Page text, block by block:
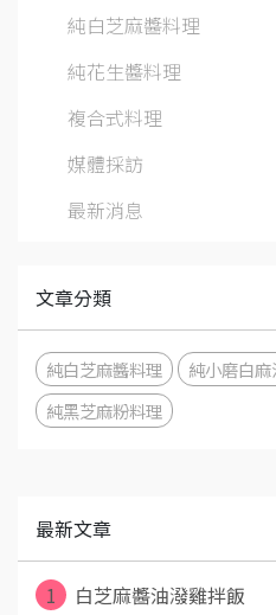
純白芝麻醬料理
純花生醬料理
複合式料理
媒體採訪
最新消息
文章分類
純白芝麻醬料理 純小磨白
純黑芝麻粉料理
最新文章
1
白芝麻醬油潑雞拌飯